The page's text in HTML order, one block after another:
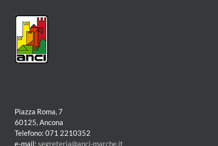
Piazza Roma, 7
60125, Ancona
Telefono: 071 2210352
e-mail: segreteria@anci-marche.it